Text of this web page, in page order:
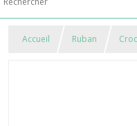
Accueil Ruban